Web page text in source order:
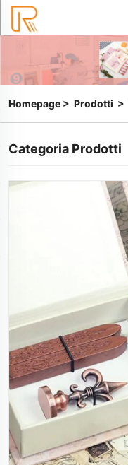
Homepage > Prodotti >
Categoria Prodotti